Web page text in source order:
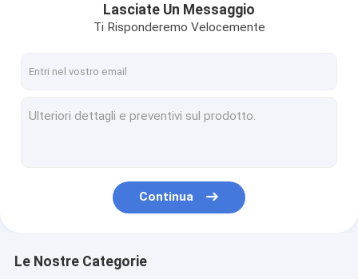
Lasciate Un Messaggio
Ti Risponderemo Velocemente
Continua
Le Nostre Categorie